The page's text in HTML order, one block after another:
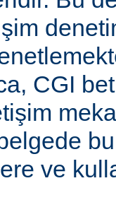
CGI
ve